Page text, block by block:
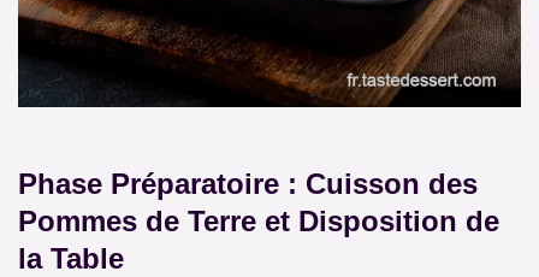
Phase Préparatoire : Cuisson des
Pommes de Terre et Disposition de
la Table